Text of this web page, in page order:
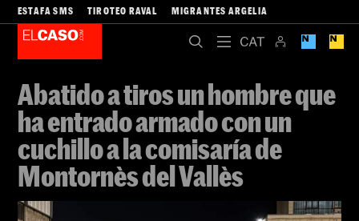
ESTAFA SMS TIROTEO RAVAL MIGRANTES ARGELIA
Abatido a tiros un hombre que
ha entrado armado con un
cuchillo a la comisaría de
Montornès del Vallès